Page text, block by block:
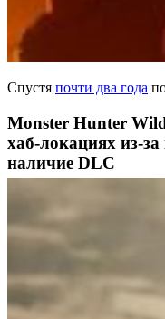
Спустя почти два года
Monster Hunter
хаб-локациях из-
наличие DLC